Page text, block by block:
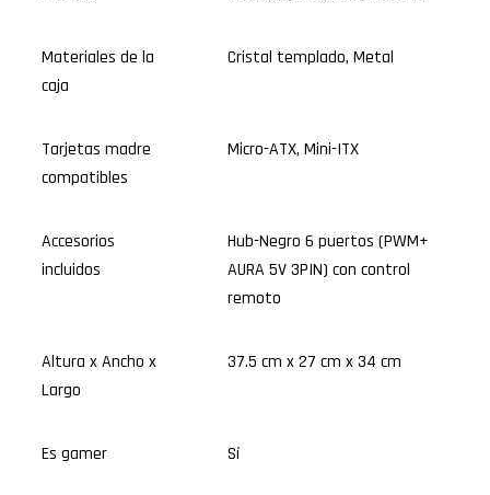
Materiales de la
caja
Cristal templado, Metal
Tarjetas madre
compatibles
Micro-ATX, Mini-ITX
Accesorios
incluidos
Hub-Negro 6 puertos (PWM+
AURA 5V 3PIN) con control
remoto
Altura x Ancho x
Largo
37.5 cm x 27 cm x 34 cm
Es gamer Sí